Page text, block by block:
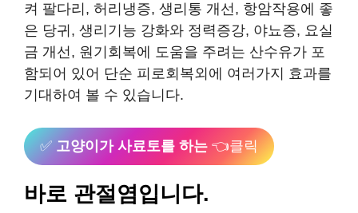
켜 팔다리, 허리냉증, 생리통 개선, 항암작용에 좋
은 당귀, 생리기능 강화와 정력증강, 야뇨증, 요실
금 개선, 원기회복에 도움을 주려는 산수유가 포
함되어 있어 단순 피로회복외에 여러가지 효과를
기대하여 볼 수 있습니다.
✅ 고양이가 사료토를 하는 👈클릭
바로 관절염입니다. ​